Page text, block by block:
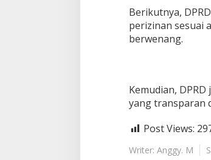
Berikutnya,
perizinan sesuai
berwenang.
Kemudian,
yang transparan
Post Views:
Writer: Anggy. M